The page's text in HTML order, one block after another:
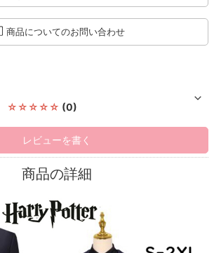
商品についてのお問い合わせ
☆☆☆☆☆ (0)
レビューを書く
商品の詳細